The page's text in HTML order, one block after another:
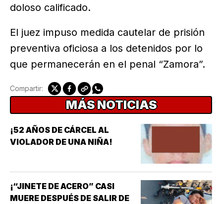
doloso calificado.
El juez impuso medida cautelar de prisión
preventiva oficiosa a los detenidos por lo
que permanecerán en el penal “Zamora”.
Compartir:
MÁS NOTICIAS
¡52 AÑOS DE CÁRCEL AL
VIOLADOR DE UNA NIÑA!
¡“JINETE DE ACERO” CASI
MUERE DESPUÉS DE SALIR DE